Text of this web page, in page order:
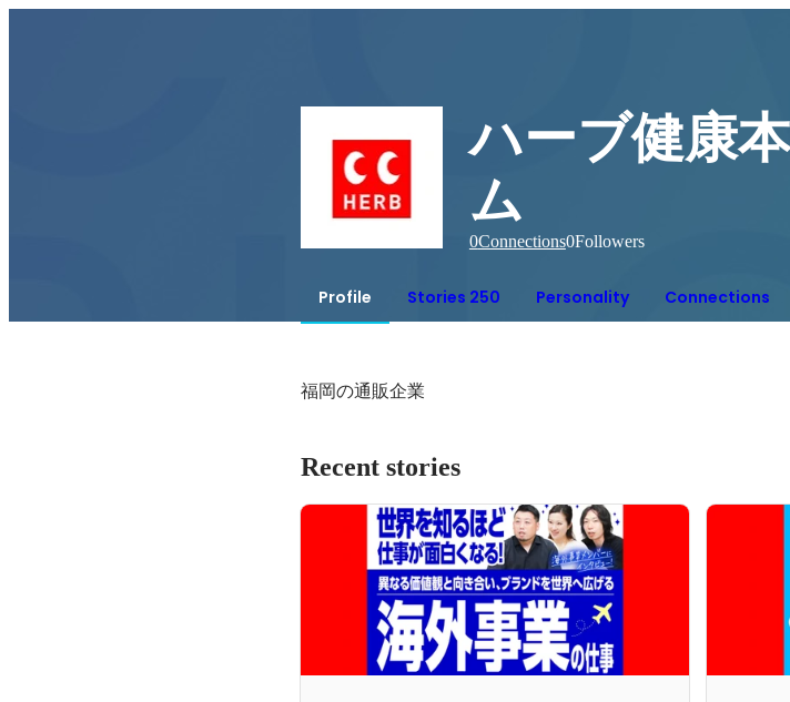
ハーブ健康
ム
0Connections0Followers
Profile Stories 250 Personality Connections
福岡の通販企業
Recent stories